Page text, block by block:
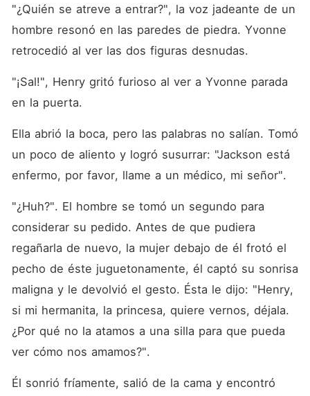
"¿Quién se atreve a entrar?", la voz jadeante de un
hombre resonó en las paredes de piedra. Yvonne
retrocedió al ver las dos figuras desnudas.
"¡Sal!", Henry gritó furioso al ver a Yvonne parada
en la puerta.
Ella abrió la boca, pero las palabras no salían. Tomó
un poco de aliento y logró susurrar: "Jackson está
enfermo, por favor, llame a un médico, mi señor".
"¿Huh?". El hombre se tomó un segundo para
considerar su pedido. Antes de que pudiera
regañarla de nuevo, la mujer debajo de él frotó el
pecho de éste juguetonamente, él captó su sonrisa
maligna y le devolvió el gesto. Ésta le dijo: "Henry,
si mi hermanita, la princesa, quiere vernos, déjala.
¿Por qué no la atamos a una silla para que pueda
ver cómo nos amamos?".
Él sonrió fríamente, salió de la cama y encontró